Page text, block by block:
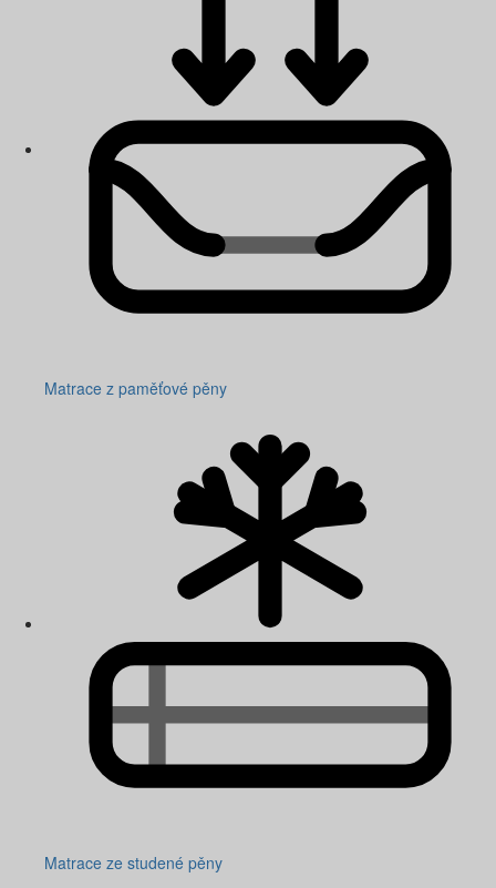
Matrace z paměťové pěny
Matrace ze studené pěny